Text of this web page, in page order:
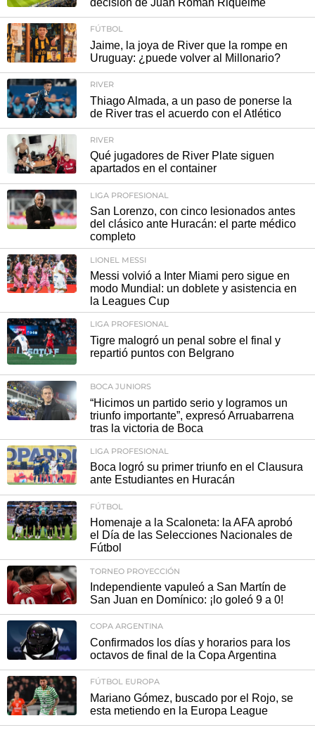
decisión de Juan Román Riquelme
FÚTBOL
Jaime, la joya de River que la rompe en
Uruguay: ¿puede volver al Millonario?
RIVER
Thiago Almada, a un paso de ponerse la
de River tras el acuerdo con el Atlético
RIVER
Qué jugadores de River Plate siguen
apartados en el container
LIGA PROFESIONAL
San Lorenzo, con cinco lesionados antes
del clásico ante Huracán: el parte médico
completo
LIONEL MESSI
Messi volvió a Inter Miami pero sigue en
modo Mundial: un doblete y asistencia en
la Leagues Cup
LIGA PROFESIONAL
Tigre malogró un penal sobre el final y
repartió puntos con Belgrano
BOCA JUNIORS
“Hicimos un partido serio y logramos un
triunfo importante”, expresó Arruabarrena
tras la victoria de Boca
LIGA PROFESIONAL
Boca logró su primer triunfo en el Clausura
ante Estudiantes en Huracán
FÚTBOL
Homenaje a la Scaloneta: la AFA aprobó
el Día de las Selecciones Nacionales de
Fútbol
TORNEO PROYECCIÓN
Independiente vapuleó a San Martín de
San Juan en Domínico: ¡lo goleó 9 a 0!
COPA ARGENTINA
Confirmados los días y horarios para los
octavos de final de la Copa Argentina
FÚTBOL EUROPA
Mariano Gómez, buscado por el Rojo, se
esta metiendo en la Europa League